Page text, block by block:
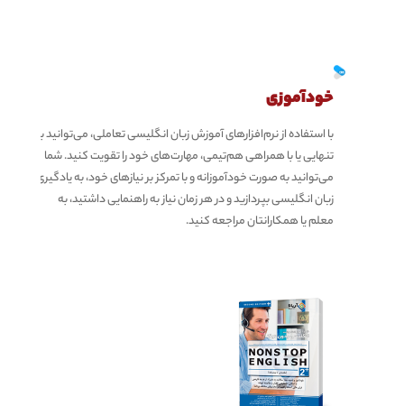
خودآموزی
با استفاده از نرم‌افزارهای آموزش زبان انگلیسی تعاملی، می‌توانید به
تنهایی یا با همراهی هم‌تیمی، مهارت‌های خود را تقویت کنید. شما
می‌توانید به صورت خودآموزانه و با تمرکز بر نیازهای خود، به یادگیری
زبان انگلیسی بپردازید و در هر زمان نیاز به راهنمایی داشتید، به
معلم یا همکارانتان مراجعه کنید.